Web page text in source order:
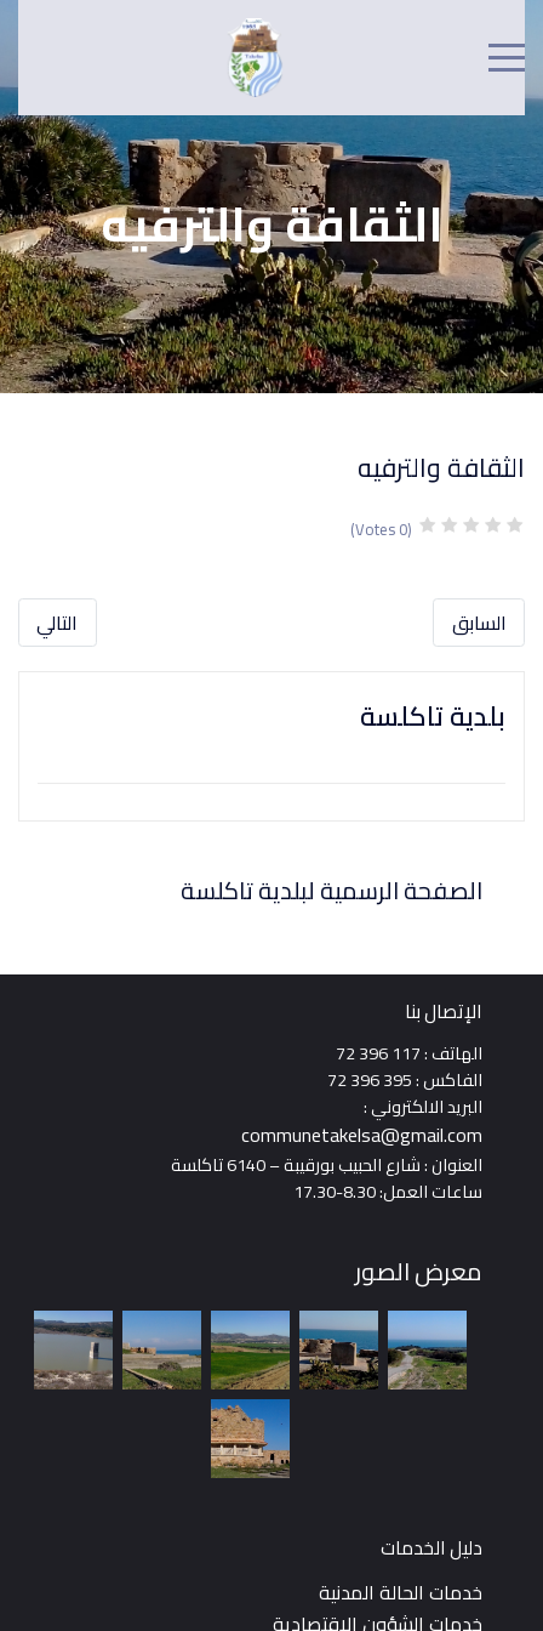
الثقافة والترفيه
الثقافة والترفيه
(0 Votes)
السابق التالي
بلدية تاكلسة
الصفحة الرسمية لبلدية تاكلسة
الإتصال بنا
الهاتف : 117 396 72
الفاكس : 395 396 72
البريد الالكتروني :
communetakelsa@gmail.com
العنوان : شارع الحبيب بورقيبة – 6140 تاكلسة
ساعات العمل: 8.30-17.30
معرض الصور
دليل الخدمات
خدمات الحالة المدنية
خدمات الشؤون الاقتصادية